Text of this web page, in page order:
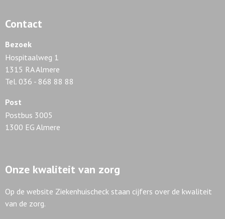
Contact
Bezoek
Hospitaalweg 1
1315 RA Almere
Tel. 036 - 868 88 88
Post
Postbus 3005
1300 EG Almere
Onze kwaliteit van zorg
Op de website Ziekenhuischeck staan cijfers over de kwaliteit
van de zorg.